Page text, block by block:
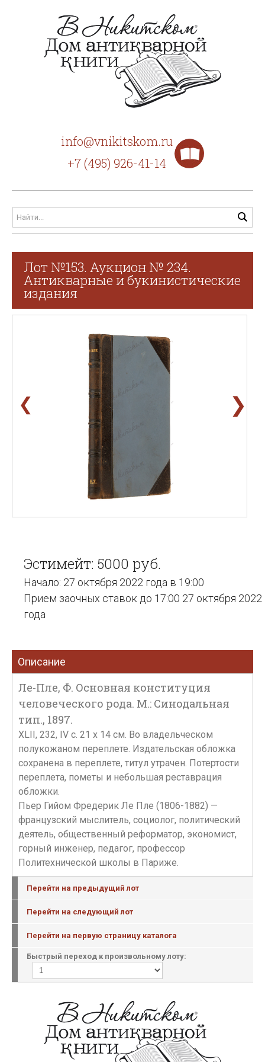
info@vnikitskom.ru
+7 (495) 926-41-14
Лот №153. Аукцион № 234.
Антикварные и букинистические
издания
❮ ❯
Эстимейт: 5000 руб.
Начало: 27 октября 2022 года в 19:00
Прием заочных ставок до 17:00 27 октября 2022
года
Описание
Ле-Пле, Ф. Основная конституция
человеческого рода. М.: Синодальная
тип., 1897.
XLII, 232, IV с. 21 х 14 см. Во владельческом
полукожаном переплете. Издательская обложка
сохранена в переплете, титул утрачен. Потертости
переплета, пометы и небольшая реставрация
обложки.
Пьер Гийом Фредерик Ле Пле (1806-1882) —
французский мыслитель, социолог, политический
деятель, общественный реформатор, экономист,
горный инженер, педагог, профессор
Политехнической школы в Париже.
Перейти на предыдущий лот
Перейти на следующий лот
Перейти на первую страницу каталога
Быстрый переход к произвольному лоту: